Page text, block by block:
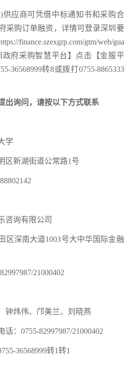
供应商可凭借中标通知书和采购合
采购订单融资，详情可登录深圳要
finance.szexgrp.com/gtm/web/gua
政府采购智慧平台】点击【金服平
36568999转8或拨打0755-8865333
出询问，请按以下方式联系
学
区新湖街道公常路1号
咨询有限公司
区深南大道1003号大中华国际金融
21000402
钟炜伟、邝美兰、刘晓燕
：0755-82997987/21000402
36568999转1转1